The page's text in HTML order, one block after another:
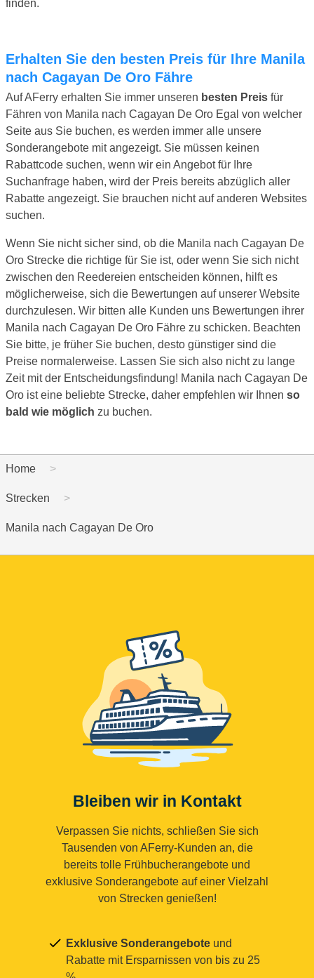
finden.
Erhalten Sie den besten Preis für Ihre Manila
nach Cagayan De Oro Fähre
Auf AFerry erhalten Sie immer unseren besten Preis für
Fähren von Manila nach Cagayan De Oro Egal von welcher
Seite aus Sie buchen, es werden immer alle unsere
Sonderangebote mit angezeigt. Sie müssen keinen
Rabattcode suchen, wenn wir ein Angebot für Ihre
Suchanfrage haben, wird der Preis bereits abzüglich aller
Rabatte angezeigt. Sie brauchen nicht auf anderen Websites
suchen.
Wenn Sie nicht sicher sind, ob die Manila nach Cagayan De
Oro Strecke die richtige für Sie ist, oder wenn Sie sich nicht
zwischen den Reedereien entscheiden können, hilft es
möglicherweise, sich die Bewertungen auf unserer Website
durchzulesen. Wir bitten alle Kunden uns Bewertungen ihrer
Manila nach Cagayan De Oro Fähre zu schicken. Beachten
Sie bitte, je früher Sie buchen, desto günstiger sind die
Preise normalerweise. Lassen Sie sich also nicht zu lange
Zeit mit der Entscheidungsfindung! Manila nach Cagayan De
Oro ist eine beliebte Strecke, daher empfehlen wir Ihnen so
bald wie möglich zu buchen.
Home
Strecken
Manila nach Cagayan De Oro
Bleiben wir in Kontakt
Verpassen Sie nichts, schließen Sie sich
Tausenden von AFerry-Kunden an, die
bereits tolle Frühbucherangebote und
exklusive Sonderangebote auf einer Vielzahl
von Strecken genießen!
Exklusive Sonderangebote und
Rabatte mit Ersparnissen von bis zu 25